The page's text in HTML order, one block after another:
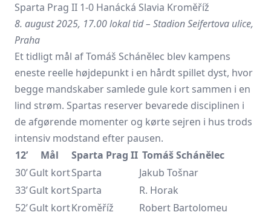
Sparta Prag II 1-0 Hanácká Slavia Kroměříž
8. august 2025, 17.00 lokal tid – Stadion Seifertova ulice,
Praha
Et tidligt mål af Tomáš Schánělec blev kampens
eneste reelle højdepunkt i en hårdt spillet dyst, hvor
begge mandskaber samlede gule kort sammen i en
lind strøm. Spartas reserver bevarede disciplinen i
de afgørende momenter og kørte sejren i hus trods
intensiv modstand efter pausen.
12’
Mål Sparta Prag II Tomáš Schánělec
30’Gult kortSparta
Jakub Tošnar
33’Gult kortSparta
R. Horak
52’Gult kortKroměříž
Robert Bartolomeu